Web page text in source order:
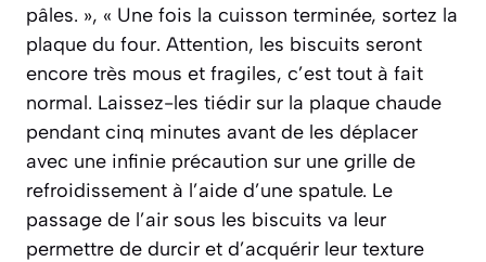
pâles. », « Une fois la cuisson terminée, sortez la
plaque du four. Attention, les biscuits seront
encore très mous et fragiles, c’est tout à fait
normal. Laissez-les tiédir sur la plaque chaude
pendant cinq minutes avant de les déplacer
avec une infinie précaution sur une grille de
refroidissement à l’aide d’une spatule. Le
passage de l’air sous les biscuits va leur
permettre de durcir et d’acquérir leur texture